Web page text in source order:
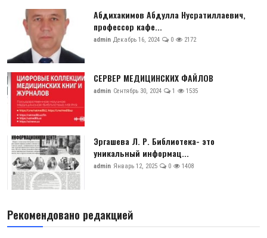
Абдихакимов Абдулла Нусратиллаевич,
профессор кафе...
admin Декабрь 16, 2024 0 2172
СЕРВЕР МЕДИЦИНСКИХ ФАЙЛОВ
admin Сентябрь 30, 2024 1 1535
Эргашева Л. Р. Библиотека- это
уникальный информац...
admin Январь 12, 2025 0 1408
Рекомендовано редакцией